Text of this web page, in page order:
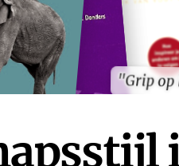
"Grip
"Grip